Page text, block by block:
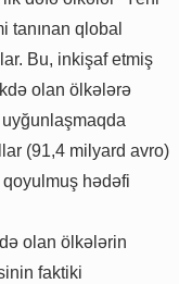
tanınan qlobal
Bu, inkişaf etmiş
olan ölkələrə
(91,4 milyard avro)
hədəfi
olan ölkələrin
faktiki